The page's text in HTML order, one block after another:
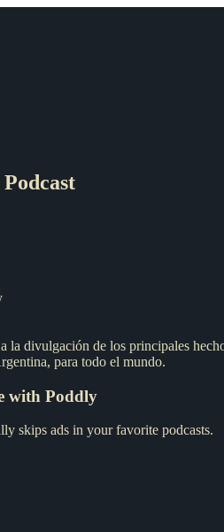
la divulgación de los principales
para todo el mundo.
with Poddly
skips ads in your favorite podcasts.